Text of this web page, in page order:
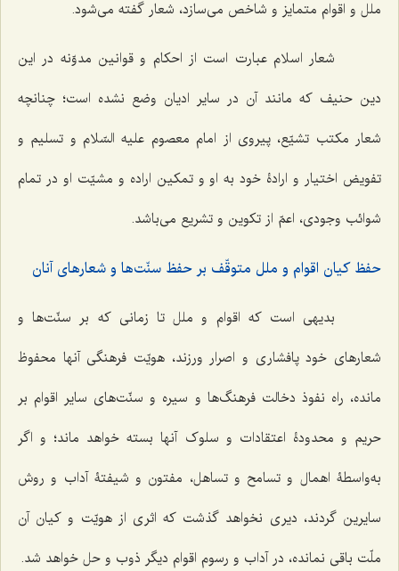
ملل و اقوام متمایز و شاخص می‌سازد، شعار گفته می‌شود.
شعار اسلام عبارت است از احکام و قوانین مدوّنه در این
دین حنیف که مانند آن در سایر ادیان وضع نشده است؛ چنانچه
شعار مکتب تشیّع، پیروی از امام معصوم علیه السّلام و تسلیم و
تفویض اختیار و ارادۀ خود به او و تمکین اراده و مشیّت او در تمام
شوائب وجودی، اعمّ از تکوین و تشریع می‌باشد.
حفظ کیان اقوام و ملل متوقّف بر حفظ سنّت‌ها و شعارهای آنان
بدیهی است که اقوام و ملل تا زمانی که بر سنّت‌ها و
شعارهای خود پافشاری و اصرار ورزند، هویّت فرهنگی آنها محفوظ
مانده، راه نفوذ دخالت فرهنگ‌ها و سیره و سنّت‌های سایر اقوام بر
حریم و محدودۀ اعتقادات و سلوک آنها بسته خواهد ماند؛ و اگر
به‌واسطۀ اهمال و تسامح و تساهل، مفتون و شیفتۀ آداب و روش
سایرین گردند، دیری نخواهد گذشت که اثری از هویّت و کیان آن
ملّت باقی نمانده، در آداب و رسوم اقوام دیگر ذوب و حل خواهد شد.